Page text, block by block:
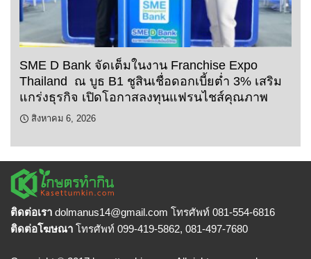
SME D Bank จัดเต็มในงาน Franchise Expo
Thailand ณ บูธ B1 ชูสินเชื่อดอกเบี้ยต่ำ 3% เสริม
แกร่งธุรกิจ เปิดโอกาสลงทุนแฟรนไชส์คุณภาพ
สิงหาคม 6, 2026
ติดต่อเรา dolmanus14@gmail.com โทรศัพท์ 081-554-6816
ติดต่อโฆษณา โทรศัพท์ 099-419-5862, 081-497-7680